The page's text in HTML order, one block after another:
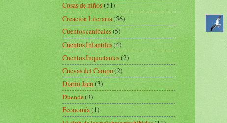
Cosas de niños(51)
Creación Literaria(56)
Cuentos caníbales(5)
Cuentos Infantiles(4)
Cuentos Inquietantes(2)
Cuevas del Campo(2)
Diario Jaén(3)
Duende(3)
Economía(1)